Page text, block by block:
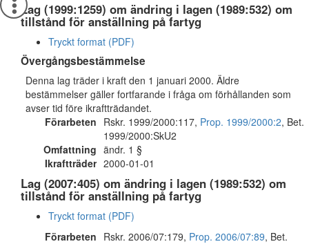
Lag (1999:1259) om ändring i lagen (1989:532) om
tillstånd för anställning på fartyg
Tryckt format (PDF)
Övergångsbestämmelse
Denna lag träder i kraft den 1 januari 2000. Äldre
bestämmelser gäller fortfarande i fråga om förhållanden som
avser tid före ikraftträdandet.
Förarbeten Rskr. 1999/2000:117, Prop. 1999/2000:2, Bet.
1999/2000:SkU2
Omfattning ändr. 1 §
Ikraftträder 2000-01-01
Lag (2007:405) om ändring i lagen (1989:532) om
tillstånd för anställning på fartyg
Tryckt format (PDF)
Förarbeten Rskr. 2006/07:179, Prop. 2006/07:89, Bet.